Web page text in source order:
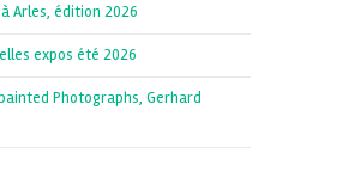
Arles, édition 2026
expos été 2026
Photographs, Gerhard